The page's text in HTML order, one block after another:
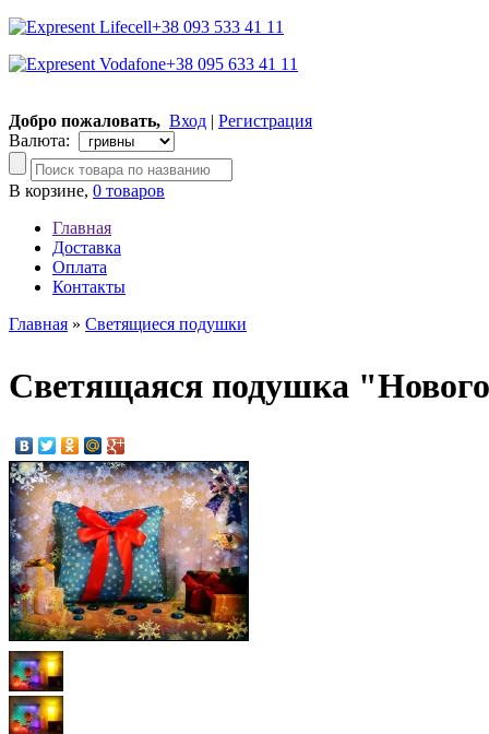
+38 093 533 41 11
+38 095 633 41 11
Добро пожаловать, Вход | Регистрация
Валюта:
В корзине, 0 товаров
Главная
Доставка
Оплата
Контакты
Главная » Светящиеся подушки
Cветящаяся подушка